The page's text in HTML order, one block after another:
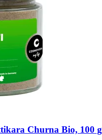
Churna Bio, 100 g